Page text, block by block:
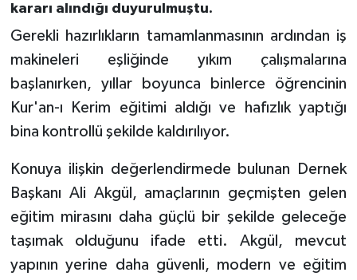
kararı alındığı duyurulmuştu.
Gerekli hazırlıkların tamamlanmasının ardından iş
makineleri eşliğinde yıkım çalışmalarına
başlanırken, yıllar boyunca binlerce öğrencinin
Kur'an-ı Kerim eğitimi aldığı ve hafızlık yaptığı
bina kontrollü şekilde kaldırılıyor.
Konuya ilişkin değerlendirmede bulunan Dernek
Başkanı Ali Akgül, amaçlarının geçmişten gelen
eğitim mirasını daha güçlü bir şekilde geleceğe
taşımak olduğunu ifade etti. Akgül, mevcut
yapının yerine daha güvenli, modern ve eğitim
İletişim
Künye